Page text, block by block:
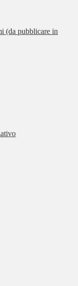
(da pubblicare in